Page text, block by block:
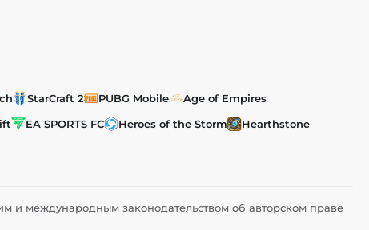
StarCraft 2 PUBG Mobile
Age of Empires
EA SPORTS FC Heroes of the Storm
Hearthstone
и международным законодательством об авторском праве